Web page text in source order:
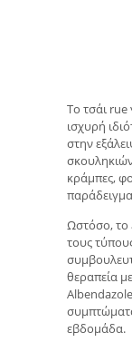
Το τσάι rue
ισχυρή
στην
κράμπες,
Ωστόσο, το
τους
θεραπεία
εβδομάδα.